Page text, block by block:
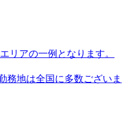
リアの一例となります。
務地は全国に多数ございま